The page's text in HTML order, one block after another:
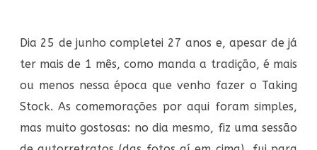
Dia 25 de junho completei 27 anos e, apesar de já
ter mais de 1 mês, como manda a tradição, é mais
ou menos nessa época que venho fazer o Taking
Stock. As comemorações por aqui foram simples,
mas muito gostosas: no dia mesmo, fiz uma sessão